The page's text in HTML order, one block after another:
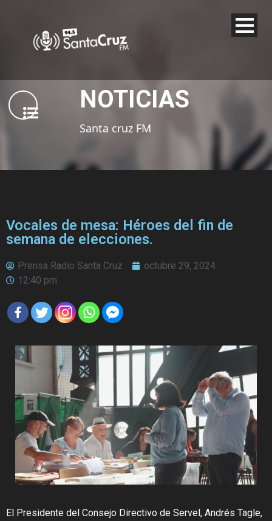
NOTICIAS
Santa cruz FM
Vocales de mesa: Héroes del fin de
semana de elecciones.
Prensa Radio Santa Cruz
octubre 29, 2024
12:40 pm
El Presidente del Consejo Directivo de Servel, Andrés Tagle,